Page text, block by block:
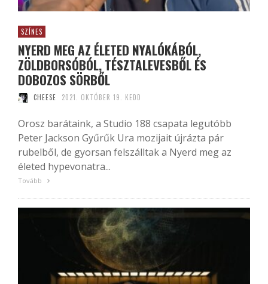
SZÍNES
NYERD MEG AZ ÉLETED NYALÓKÁBÓL,
ZÖLDBORSÓBÓL, TÉSZTALEVESBŐL ÉS
DOBOZOS SÖRBŐL
CHEESE 2021. OKTÓBER 19. KEDD
Orosz barátaink, a Studio 188 csapata legutóbb
Peter Jackson Gyűrűk Ura mozijait újrázta pár
rubelből, de gyorsan felszálltak a Nyerd meg az
életed hypevonatra...
Tovább